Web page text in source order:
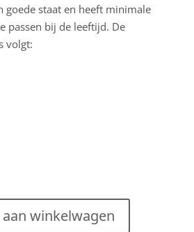
goede staat en heeft minimale
passen bij de leeftijd. De
volgt:
winkelwagen